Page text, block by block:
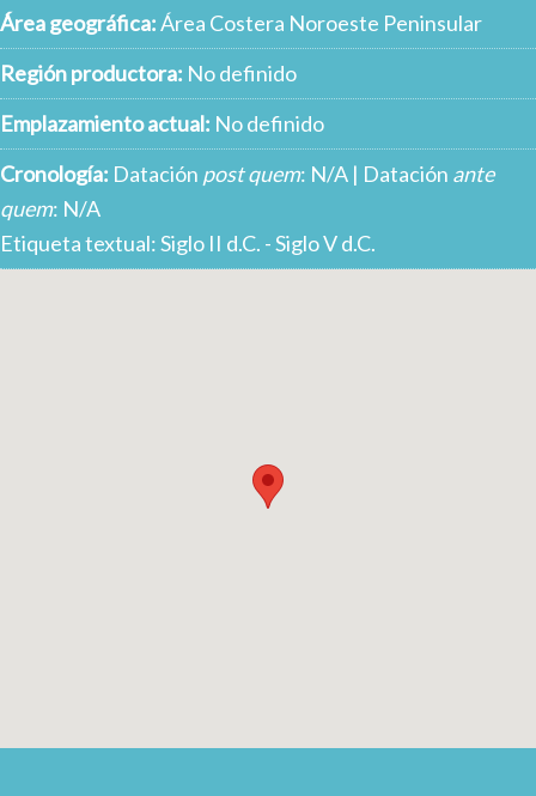
Área geográfica:Área Costera Noroeste Peninsular
Región productora: No definido
Emplazamiento actual: No definido
Cronología: Datación post quem: N/A | Datación ante
quem: N/A
Etiqueta textual: Siglo II d.C. - Siglo V d.C.